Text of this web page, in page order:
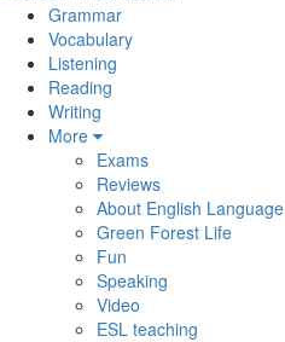
Grammar
Vocabulary
Listening
Reading
Writing
More
Exams
Reviews
About English Language
Green Forest Life
Fun
Speaking
Video
ESL teaching